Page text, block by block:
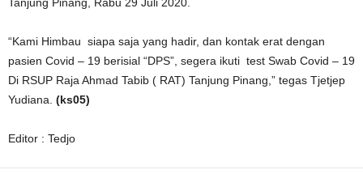
“Kami Himbau siapa saja yang hadir, dan kontak erat dengan
pasien Covid – 19 berisial “DPS”, segera ikuti test Swab Covid – 19
Di RSUP Raja Ahmad Tabib ( RAT) Tanjung Pinang,” tegas Tjetjep
Yudiana. (ks05)
Editor : Tedjo